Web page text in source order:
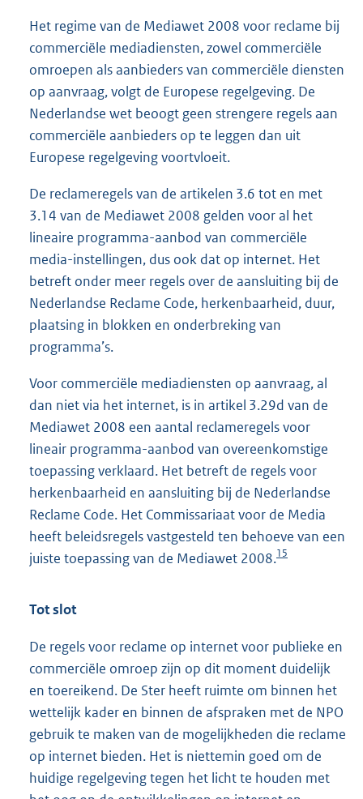
Het regime van de Mediawet 2008 voor reclame bij
commerciële mediadiensten, zowel commerciële
omroepen als aanbieders van commerciële diensten
op aanvraag, volgt de Europese regelgeving. De
Nederlandse wet beoogt geen strengere regels aan
commerciële aanbieders op te leggen dan uit
Europese regelgeving voortvloeit.
De reclameregels van de artikelen 3.6 tot en met
3.14 van de Mediawet 2008 gelden voor al het
lineaire programma-aanbod van commerciële
media-instellingen, dus ook dat op internet. Het
betreft onder meer regels over de aansluiting bij de
Nederlandse Reclame Code, herkenbaarheid, duur,
plaatsing in blokken en onderbreking van
programma’s.
Voor commerciële mediadiensten op aanvraag, al
dan niet via het internet, is in artikel 3.29d van de
Mediawet 2008 een aantal reclameregels voor
lineair programma-aanbod van overeenkomstige
toepassing verklaard. Het betreft de regels voor
herkenbaarheid en aansluiting bij de Nederlandse
Reclame Code. Het Commissariaat voor de Media
heeft beleidsregels vastgesteld ten behoeve van een
juiste toepassing van de Mediawet 2008.15
Tot slot
De regels voor reclame op internet voor publieke en
commerciële omroep zijn op dit moment duidelijk
en toereikend. De Ster heeft ruimte om binnen het
wettelijk kader en binnen de afspraken met de NPO
gebruik te maken van de mogelijkheden die reclame
op internet bieden. Het is niettemin goed om de
huidige regelgeving tegen het licht te houden met